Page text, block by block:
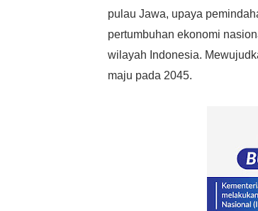
pulau Jawa, upaya
pertumbuhan ekonomi
wilayah Indonesia.
maju pada 2045.